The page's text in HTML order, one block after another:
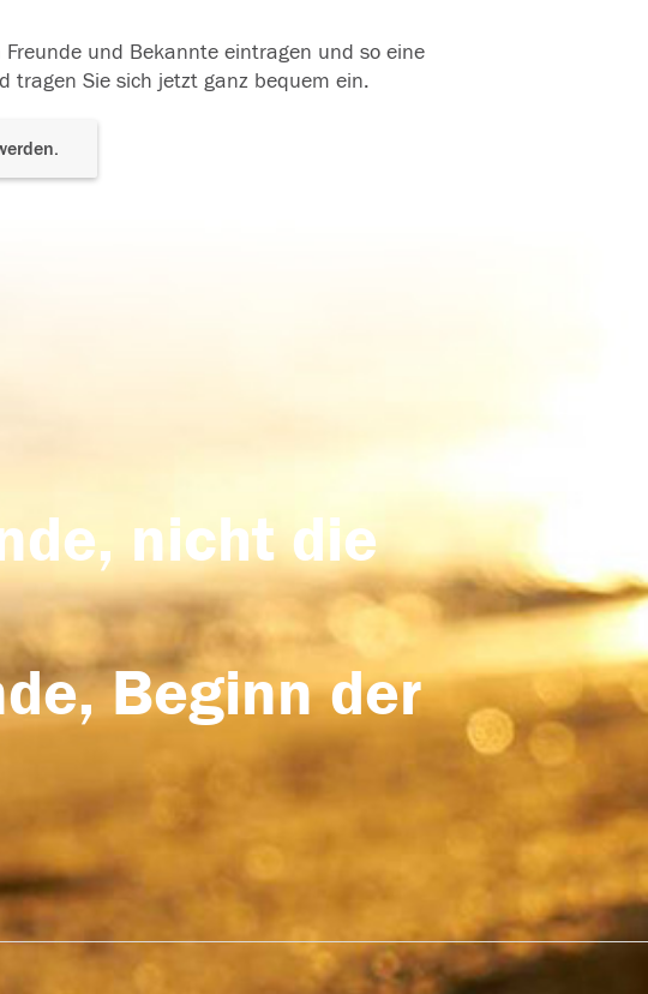
und Bekannte eintragen und so eine
tragen Sie sich jetzt ganz bequem ein.
nicht die
Beginn der